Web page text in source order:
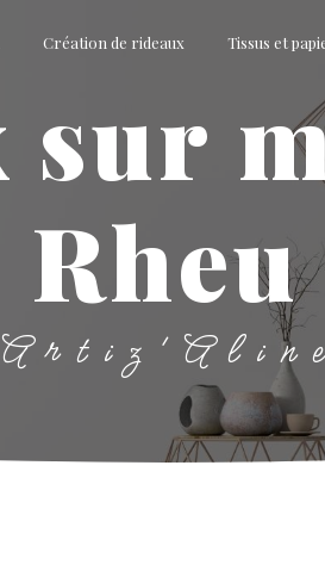
Création de rideaux Tissus et
Rheu
Artiz'Aline